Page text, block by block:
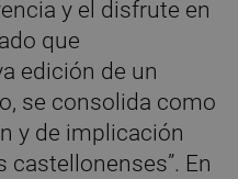
y el disfrute en
que
edición de un
se consolida como
y de implicación
En